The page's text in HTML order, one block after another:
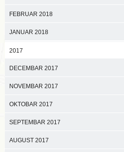
FEBRUAR 2018
JANUAR 2018
2017
DECEMBAR 2017
NOVEMBAR 2017
OKTOBAR 2017
SEPTEMBAR 2017
AUGUST 2017